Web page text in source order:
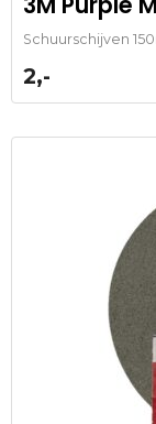
Schuurschijven
2,-